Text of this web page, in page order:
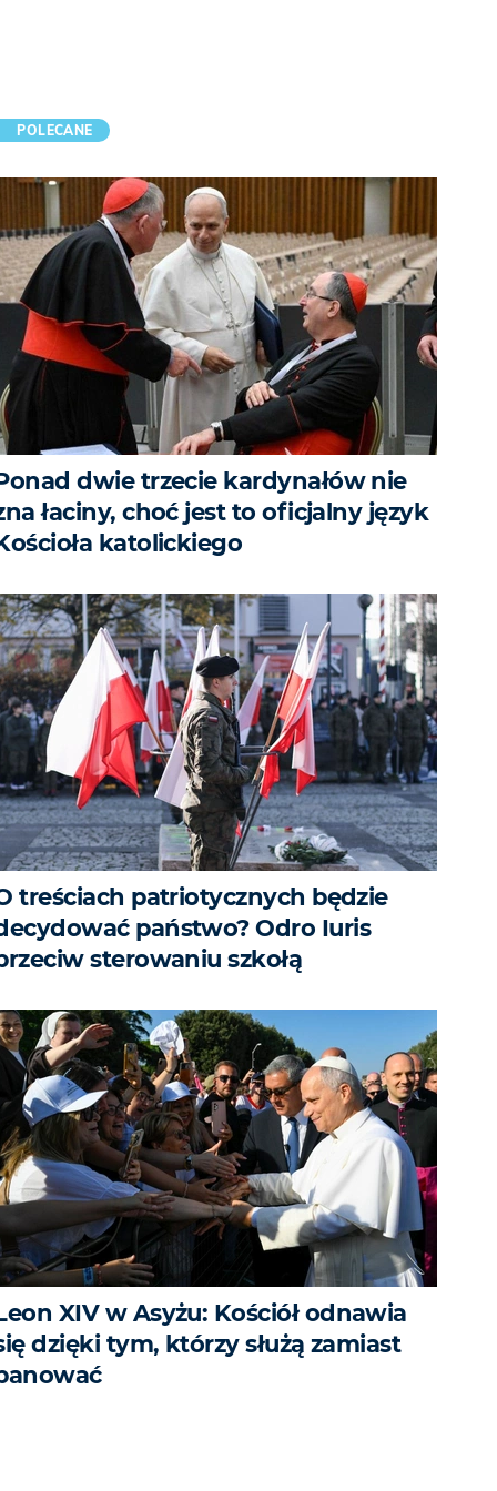
POLECANE
dwie trzecie kardynałów nie
łaciny, choć jest to oficjalny język
katolickiego
treściach patriotycznych będzie
państwo? Odro Iuris
sterowaniu szkołą
XIV w Asyżu: Kościół odnawia
dzięki tym, którzy służą zamiast